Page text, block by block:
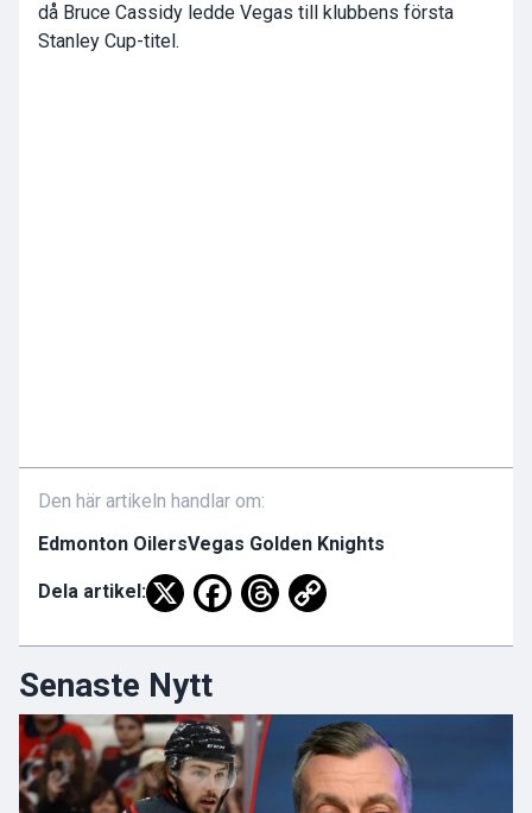
då Bruce Cassidy ledde Vegas till klubbens första
Stanley Cup-titel.
Den här artikeln handlar om:
Edmonton OilersVegas Golden Knights
Dela artikel:
Senaste Nytt